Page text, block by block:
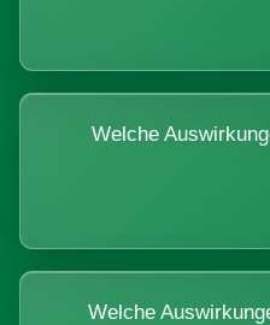
Welche
Welche